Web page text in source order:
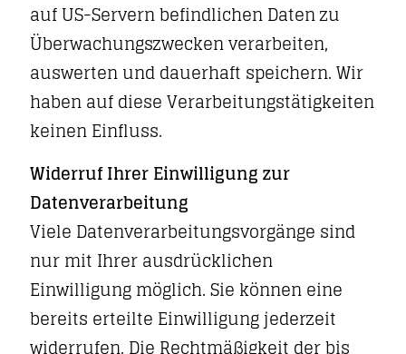
auf US-Servern befindlichen Daten zu
Überwachungszwecken verarbeiten,
auswerten und dauerhaft speichern. Wir
haben auf diese Verarbeitungstätigkeiten
keinen Einfluss.
Widerruf Ihrer Einwilligung zur
Datenverarbeitung
Viele Datenverarbeitungsvorgänge sind
nur mit Ihrer ausdrücklichen
Einwilligung möglich. Sie können eine
bereits erteilte Einwilligung jederzeit
widerrufen. Die Rechtmäßigkeit der bis